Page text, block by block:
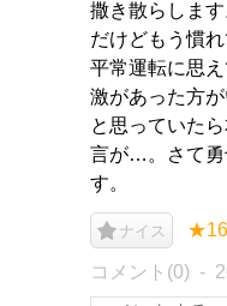
撒き散らしま
だけどもう慣
平常運転に思
激があった方
と思っていた
言が…。さて勇
す。
ナイス ★16
コメント(0)